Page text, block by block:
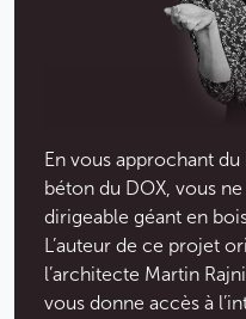
En vous approchant
béton du DOX, vous
dirigeable géant en
L’auteur de ce projet
l’architecte Martin
vous donne accès à